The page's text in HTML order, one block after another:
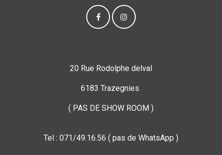
20 Rue Rodolphe delval
6183 Trazegnies
( PAS DE SHOW ROOM )
Tel : 071/49.16.56 ( pas de WhatsApp )